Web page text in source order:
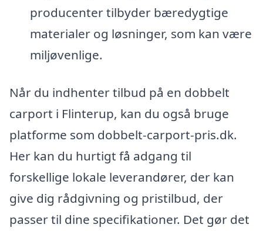
producenter tilbyder bæredygtige
materialer og løsninger, som kan være
miljøvenlige.
Når du indhenter tilbud på en dobbelt
carport i Flinterup, kan du også bruge
platforme som dobbelt-carport-pris.dk.
Her kan du hurtigt få adgang til
forskellige lokale leverandører, der kan
give dig rådgivning og pristilbud, der
passer til dine specifikationer. Det gør det